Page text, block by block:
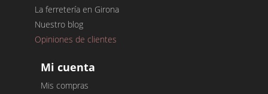
La ferretería en Girona
Nuestro blog
Opiniones de clientes
Mi cuenta
Mis compras